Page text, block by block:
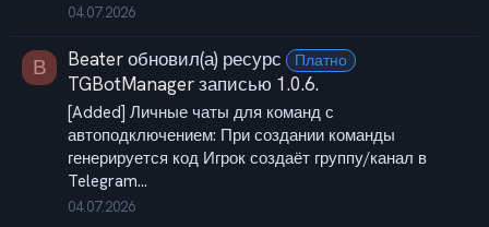
04.07.2026
B Beaterобновил(а) ресурс Платно
TGBotManagerзаписью 1.0.6.
[Added] Личные чаты для команд с
автоподключением: При создании команды
генерируется код Игрок создаёт группу/канал в
Telegram...
04.07.2026